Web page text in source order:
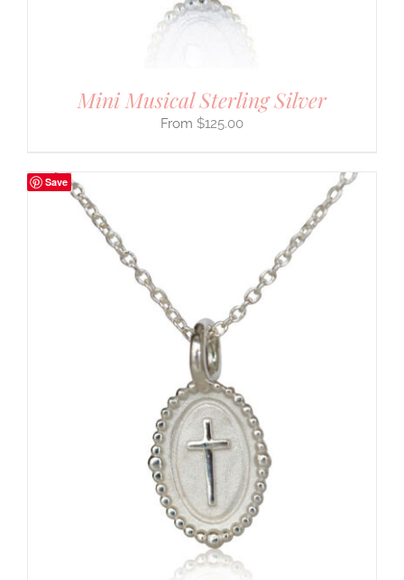
Mini Musical Sterling Silver
$125.00
Save